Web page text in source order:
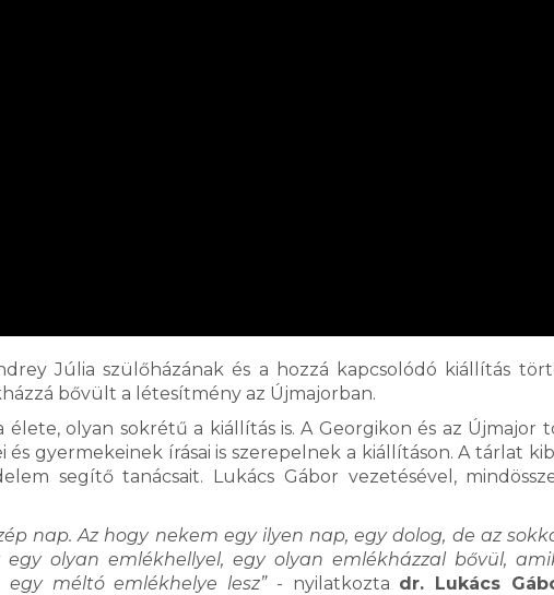
Júlia szülőházának és a hozzá kapcsolódó kiállítás
bővült a létesítmény az Újmajorban.
olyan sokrétű a kiállítás is. A Georgikon és az Újmajor
gyermekeinek írásai is szerepelnek a kiállításon. A tárlat
segítő tanácsait. Lukács Gábor vezetésével,
nap. Az hogy nekem egy ilyen nap, egy dolog, de az
olyan emlékhellyel, egy olyan emlékházzal bővül,
méltó emlékhelye lesz”- nyilatkozta dr. Lukács